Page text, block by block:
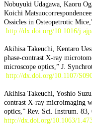
Nobuyuki Udagawa, Kaoru
Koichi
Ossicles in Osteopetrotic
http://dx.doi.org/10.1016/
Akihisa Takeuchi, Kentaro
phase-contrast X-ray
microscope optics,” J.
http://dx.doi.org/10.1107/
Akihisa Takeuchi, Yoshio
contrast X-ray microimaging
optics,” Rev. Sci. Instrum. 83,
http://dx.doi.org/10.1063/